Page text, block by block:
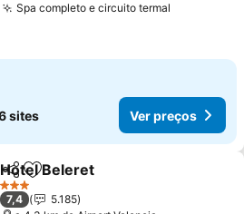
Spa completo e circuito termal
sites Ver preços
PartilharAdicionar aos favoritos
Hotel Beleret
3 Estrelas
7,4
5.185